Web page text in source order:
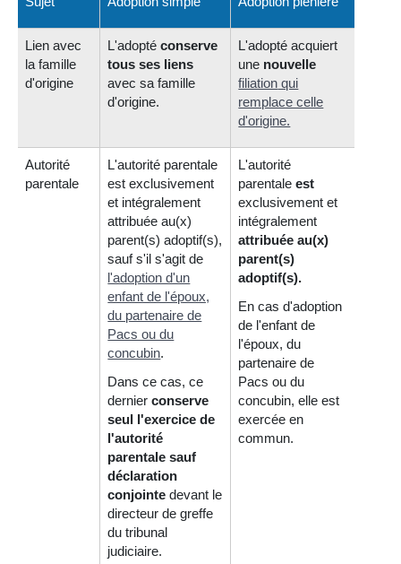
Lien avec
la famille
d'origine
L'adoptéconserve
tous ses liens
avec sa famille
d'origine.
L'adopté acquiert
une nouvelle
filiation qui
remplace celle
d'origine.
Autorité
parentale
L'autorité parentale
est exclusivement
et intégralement
attribuée au(x)
parent(s) adoptif(s),
sauf s'il s'agit de
l'adoption d'un
enfant de l'époux,
du partenaire de
Pacs ou du
concubin.
Dans ce cas, ce
dernierconserve
seul l'exercice de
l'autorité
parentale sauf
déclaration
conjointe devant le
directeur de greffe
du tribunal
judiciaire.
L'autorité
parentaleest
exclusivement et
intégralement
attribuée au(x)
parent(s)
adoptif(s).
En cas d'adoption
de l'enfant de
l'époux, du
partenaire de
Pacs ou du
concubin, elle est
exercée en
commun.